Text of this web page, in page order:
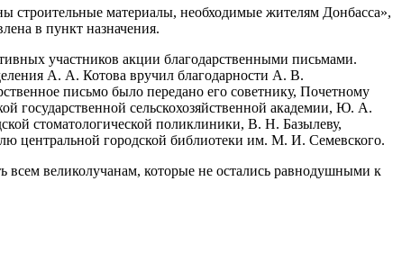
строительные материалы, необходимые жителям Донбасса»,
в пункт назначения.
участников акции благодарственными письмами.
А. А. Котова вручил благодарности А. В.
письмо было передано его советнику, Почетному
государственной сельскохозяйственной академии, Ю. А.
стоматологической поликлиники, В. Н. Базылеву,
центральной городской библиотеки им. М. И. Семевского.
всем великолучанам, которые не остались равнодушными к